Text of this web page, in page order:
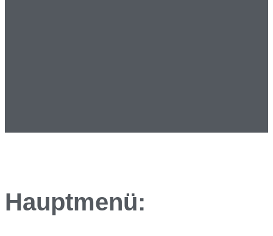
Hauptmenü: